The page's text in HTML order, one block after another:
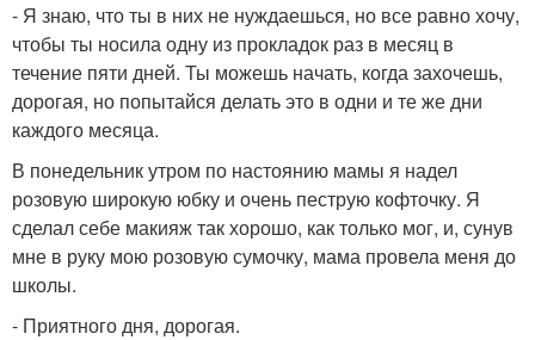
- Я знаю, что ты в них не нуждаешься, но все равно хочу,
чтобы ты носила одну из прокладок раз в месяц в
течение пяти дней. Ты можешь начать, когда захочешь,
дорогая, но попытайся делать это в одни и те же дни
каждого месяца.
В понедельник утром по настоянию мамы я надел
розовую широкую юбку и очень пеструю кофточку. Я
сделал себе макияж так хорошо, как только мог, и, сунув
мне в руку мою розовую сумочку, мама провела меня до
школы.
- Приятного дня, дорогая.